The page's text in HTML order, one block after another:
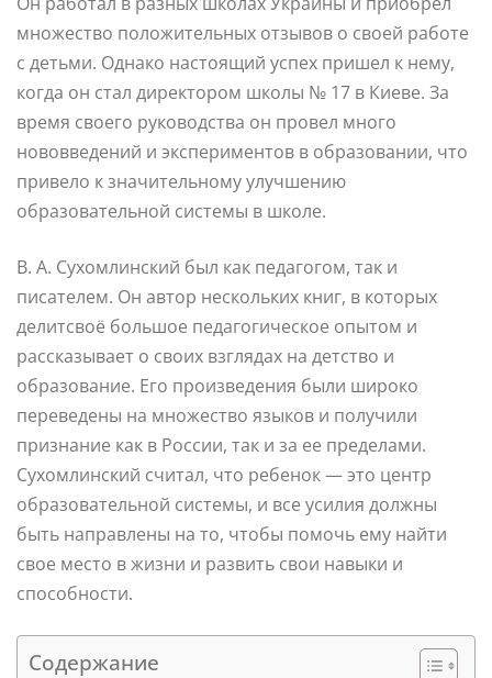
множество положительных отзывов о своей работе
с детьми. Однако настоящий успех пришел к нему,
когда он стал директором школы № 17 в Киеве. За
время своего руководства он провел много
нововведений и экспериментов в образовании, что
привело к значительному улучшению
образовательной системы в школе.
В. А. Сухомлинский был как педагогом, так и
писателем. Он автор нескольких книг, в которых
делитсвоё большое педагогическое опытом и
рассказывает о своих взглядах на детство и
образование. Его произведения были широко
переведены на множество языков и получили
признание как в России, так и за ее пределами.
Сухомлинский считал, что ребенок — это центр
образовательной системы, и все усилия должны
быть направлены на то, чтобы помочь ему найти
свое место в жизни и развить свои навыки и
способности.
Содержание